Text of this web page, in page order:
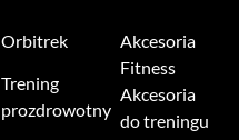
Orbitrek
Trening
prozdrowotny
Akcesoria
Fitness
Akcesoria
do treningu